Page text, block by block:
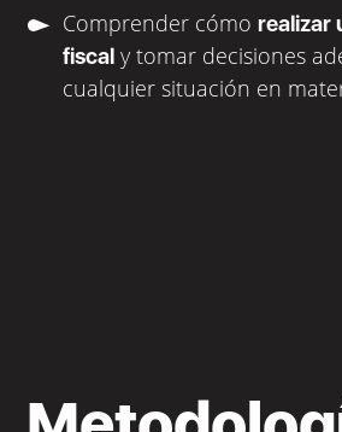
Comprender cómorealizar
fiscal y tomar decisiones
cualquier situación en